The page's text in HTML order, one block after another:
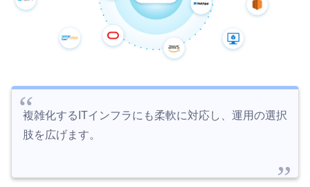
複雑化するITインフラにも柔軟に対応し、運用の選択
肢を広げます。